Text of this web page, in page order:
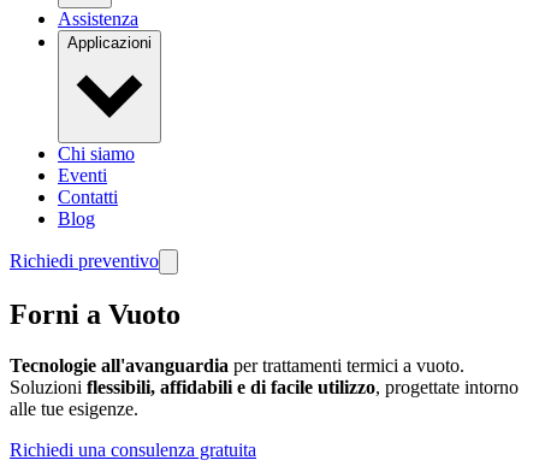
Assistenza
Applicazioni
Chi siamo
Eventi
Contatti
Blog
Richiedi preventivo
Forni a Vuoto
Tecnologie all'avanguardia per trattamenti termici a vuoto.
Soluzioni flessibili, affidabili e di facile utilizzo, progettate intorno
alle tue esigenze.
Richiedi una consulenza gratuita